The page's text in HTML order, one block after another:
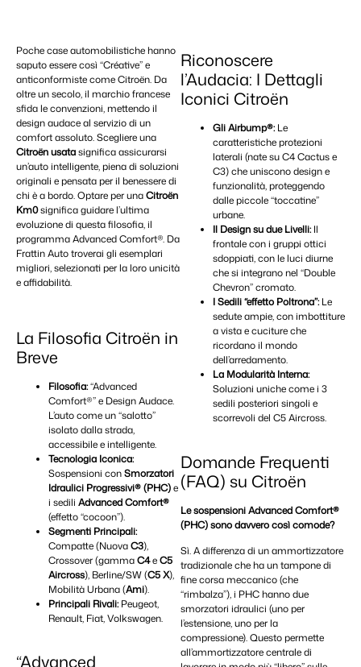
Poche case automobilistiche hanno
saputo essere così “Créative” e
anticonformiste come Citroën. Da
oltre un secolo, il marchio francese
sfida le convenzioni, mettendo il
design audace al servizio di un
comfort assoluto. Scegliere una
Citroën usatasignifica assicurarsi
un’auto intelligente, piena di soluzioni
originali e pensata per il benessere di
chi è a bordo. Optare per unaCitroën
Km0significa guidare l’ultima
evoluzione di questa filosofia, il
programma Advanced Comfort®. Da
Frattin Auto troverai gli esemplari
migliori, selezionati per la loro unicità
e affidabilità.
La Filosofia Citroën in
Breve
Filosofia:“Advanced
Comfort®” e Design Audace.
L’auto come un “salotto”
isolato dalla strada,
accessibile e intelligente.
Tecnologia Iconica:
Sospensioni conSmorzatori
Idraulici Progressivi® (PHC)e
i sedili Advanced Comfort®
(effetto “cocoon”).
Segmenti Principali:
Compatte (NuovaC3),
Crossover (gammaC4eC5
Aircross), Berline/SW (C5 X),
Mobilità Urbana (Ami).
Principali Rivali: Peugeot,
Renault, Fiat, Volkswagen.
“Advanced
Riconoscere
l’Audacia: I Dettagli
Iconici Citroën
Gli Airbump®: Le
caratteristiche protezioni
laterali (nate su C4 Cactus e
C3) che uniscono design e
funzionalità, proteggendo
dalle piccole “toccatine”
urbane.
Il Design su due Livelli: Il
frontale con i gruppi ottici
sdoppiati, con le luci diurne
che si integrano nel “Double
Chevron” cromato.
I Sedili “effetto Poltrona”: Le
sedute ampie, con imbottiture
a vista e cuciture che
ricordano il mondo
dell’arredamento.
La Modularità Interna:
Soluzioni uniche come i 3
sedili posteriori singoli e
scorrevoli del C5 Aircross.
Domande Frequenti
(FAQ) su Citroën
Le sospensioni Advanced Comfort®
(PHC) sono davvero così comode?
Sì. A differenza di un ammortizzatore
tradizionale che ha un tampone di
fine corsa meccanico (che
“rimbalza”), i PHC hanno due
smorzatori idraulici (uno per
l’estensione, uno per la
compressione). Questo permette
all’ammortizzatore centrale di